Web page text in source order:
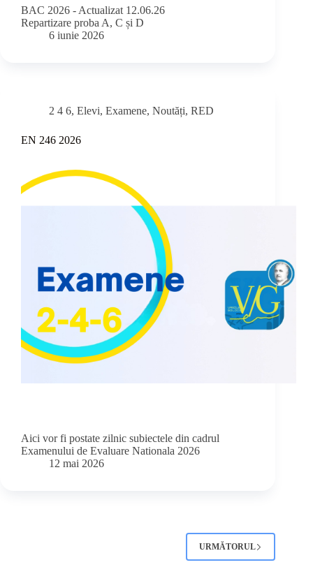
BAC 2026 - Actualizat 12.06.26
Repartizare proba A, C și D
6 iunie 2026
2 4 6, Elevi, Examene, Noutăți, RED
EN 246 2026
Aici vor fi postate zilnic subiectele din cadrul
Examenului de Evaluare Nationala 2026
12 mai 2026
URMĂTORUL